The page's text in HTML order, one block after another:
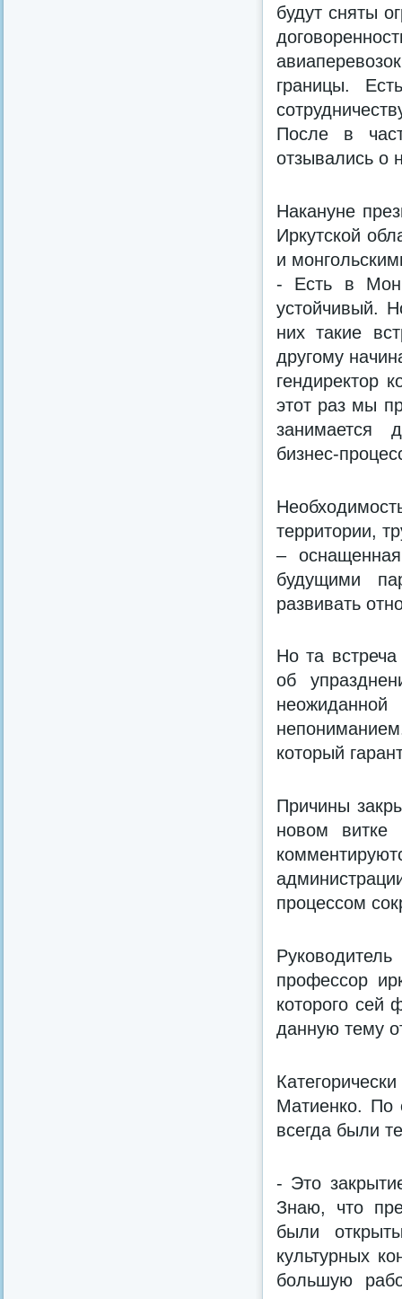
будут сняты
границы.
После в
отзывались о
Накануне
Иркутской
и
- Есть в
устойчивый.
них такие
другому
гендиректор
этот раз мы
занимается
бизнес-
территории,
–
будущими
развивать
Но та
об
который
Причины
новом
процессом
профессор
которого сей
данную тему
Матиенко. По
всегда были
- Это
Знаю, что
были
культурных
большую